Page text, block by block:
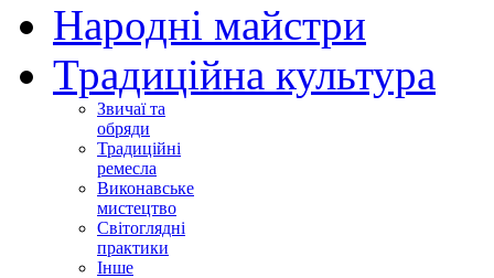
Народні майстри
Традиційна культура
Звичаї та
обряди
Традиційні
ремесла
Виконавське
мистецтво
Світоглядні
практики
Інше